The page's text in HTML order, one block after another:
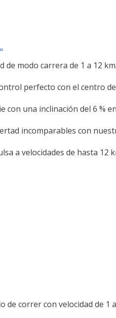
de modo carrera de 1 a 12
perfecto con el centro
con una inclinación del 6 %
incomparables con
a velocidades de hasta 12
de correr con velocidad de 1